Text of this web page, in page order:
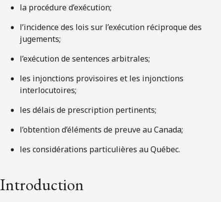
la procédure d’exécution;
l’incidence des lois sur l’exécution réciproque des
jugements;
l’exécution de sentences arbitrales;
les injonctions provisoires et les injonctions
interlocutoires;
les délais de prescription pertinents;
l’obtention d’éléments de preuve au Canada;
les considérations particulières au Québec.
Introduction